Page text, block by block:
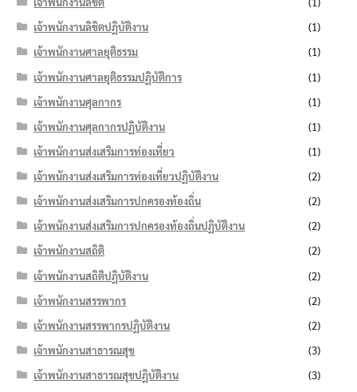
เจ้าพนักงานลิขิตปฏิบัติงาน
(1)
เจ้าพนักงานศาลยุติธรรม
(1)
เจ้าพนักงานศาลยุติธรรมปฏิบัติการ
(1)
เจ้าพนักงานศุลกากร
(1)
เจ้าพนักงานศุลกากรปฏิบัติงาน
(1)
เจ้าพนักงานส่งเสริมการท่องเที่ยว
(1)
เจ้าพนักงานส่งเสริมการท่องเที่ยวปฏิบัติงาน
(2)
เจ้าพนักงานส่งเสริมการปกครองท้องถิ่น
(2)
เจ้าพนักงานส่งเสริมการปกครองท้องถิ่นปฏิบัติงาน
(2)
เจ้าพนักงานสถิติ
(2)
เจ้าพนักงานสถิติปฏิบัติงาน
(2)
เจ้าพนักงานสรรพากร
(2)
เจ้าพนักงานสรรพากรปฏิบัติงาน
(2)
เจ้าพนักงานสาธารณสุข
(3)
เจ้าพนักงานสาธารณสุขปฏิบัติงาน
(3)